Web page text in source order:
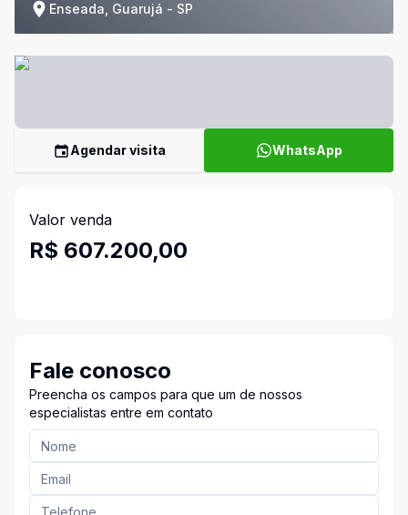
Enseada, Guarujá - SP
Agendar visita WhatsApp
Valor venda
R$ 607.200,00
Fale conosco
Preencha os campos para que um de nossos
especialistas entre em contato